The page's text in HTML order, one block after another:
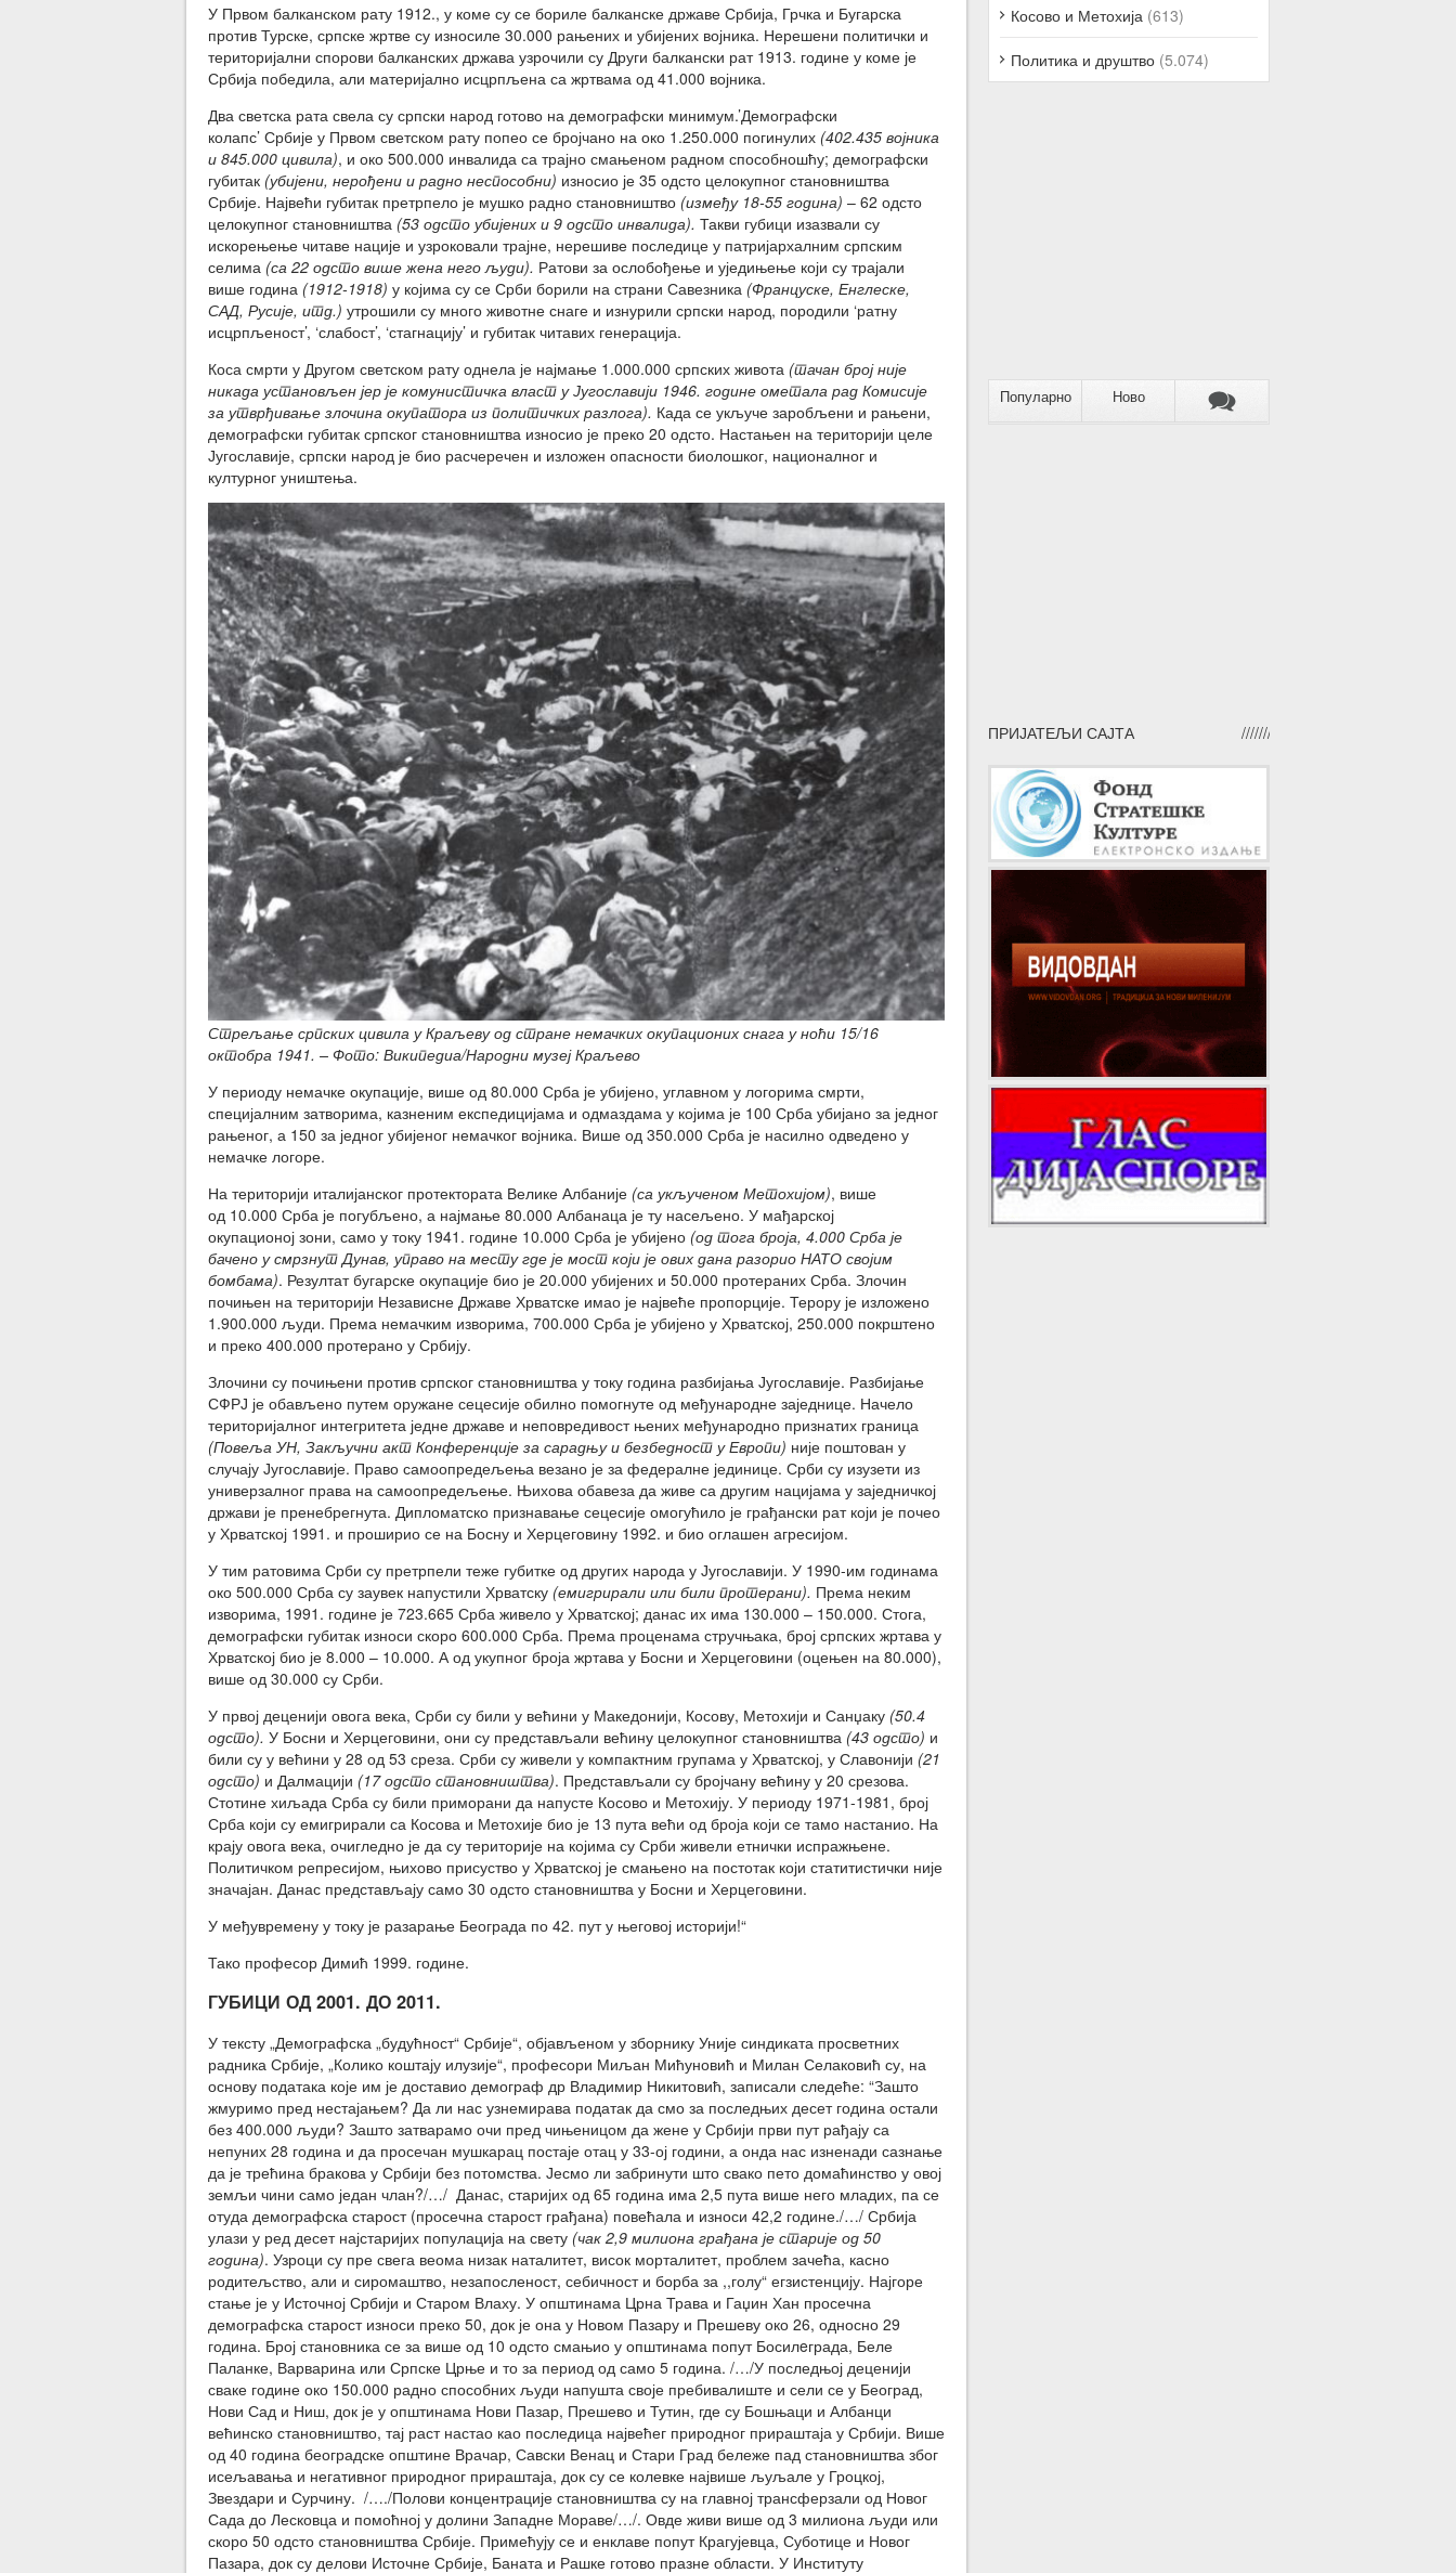
У Првом балканском рату 1912., у коме су се бориле балканске државе Србија, Грчка и Бугарска
против Турске, српске жртве су износиле 30.000 рањених и убијених војника. Нерешени политички и
територијални спорови балканских држава узрочили су Други балкански рат 1913. године у коме је
Србија победила, али материјално исцрпљена са жртвама од 41.000 војника.
Два светска рата свела су српски народ готово на демографски минимум.’Демографски
колапс’ Србије у Првом светском рату попео се бројчано на око 1.250.000 погинулих (402.435 војника
и 845.000 цивила), и око 500.000 инвалида са трајно смањеном радном способношћу; демографски
губитак (убијени, нерођени и радно неспособни) износио је 35 одсто целокупног становништва
Србије. Највећи губитак претрпело је мушко радно становништво (између 18-55 година) – 62 одсто
целокупног становништва (53 одсто убијених и 9 одсто инвалида). Такви губици изазвали су
искорењење читаве нације и узроковали трајне, нерешиве последице у патријархалним српским
селима (са 22 одсто више жена него људи). Ратови за ослобођење и уједињење који су трајали
више година (1912-1918) у којима су се Срби борили на страни Савезника (Француске, Енглеске,
САД, Русије, итд.) утрошили су много животне снаге и изнурили српски народ, породили ‘ратну
исцрпљеност’, ‘слабост’, ‘стагнацију’ и губитак читавих генерација.
Коса смрти у Другом светском рату однела је најмање 1.000.000 српских живота (тачан број није
никада установљен јер је комунистичка власт у Југославији 1946. године ометала рад Комисије
за утврђивање злочина окупатора из политичких разлога). Када се укључе заробљени и рањени,
демографски губитак српског становништва износио је преко 20 одсто. Настањен на територији целе
Југославије, српски народ је био расчеречен и изложен опасности биолошког, националног и
културног уништења.
Стрељање српских цивила у Краљеву од стране немачких окупационих снага у ноћи 15/16
октобра 1941. – Фото: Википедиа/Народни музеј Краљево
У периоду немачке окупације, више од 80.000 Срба је убијено, углавном у логорима смрти,
специјалним затворима, казненим експедицијама и одмаздама у којима је 100 Срба убијано за једног
рањеног, а 150 за једног убијеног немачког војника. Више од 350.000 Срба је насилно одведено у
немачке логоре.
На територији италијанског протектората Велике Албаније (са укљученом Метохијом), више
од 10.000 Срба је погубљено, а најмање 80.000 Албанаца је ту насељено. У мађарској
окупационој зони, само у току 1941. године 10.000 Срба је убијено (од тога броја, 4.000 Срба је
бачено у смрзнут Дунав, управо на месту где је мост који је ових дана разорио НАТО својим
бомбама). Резултат бугарске окупације био је 20.000 убијених и 50.000 протераних Срба. Злочин
почињен на територији Независне Државе Хрватске имао је највеће пропорције. Терору је изложено
1.900.000 људи. Према немачким изворима, 700.000 Срба је убијено у Хрватској, 250.000 покрштено
и преко 400.000 протерано у Србију.
Злочини су почињени против српског становништва у току година разбијања Југославије. Разбијање
СФРЈ је обављено путем оружане сецесије обилно помогнуте од међународне заједнице. Начело
територијалног интегритета једне државе и неповредивост њених међународно признатих граница
(Повеља УН, Закључни акт Конференције за сарадњу и безбедност у Европи) није поштован у
случају Југославије. Право самоопредељења везано је за федералне јединице. Срби су изузети из
универзалног права на самоопредељење. Њихова обавеза да живе са другим нацијама у заједничкој
држави је пренебрегнута. Дипломатско признавање сецесије омогућило је грађански рат који је почео
у Хрватској 1991. и проширио се на Босну и Херцеговину 1992. и био оглашен агресијом.
У тим ратовима Срби су претрпели теже губитке од других народа у Југославији. У 1990-им годинама
око 500.000 Срба су заувек напустили Хрватску (емигрирали или били протерани). Према неким
изворима, 1991. године је 723.665 Срба живело у Хрватској; данас их има 130.000 – 150.000. Стога,
демографски губитак износи скоро 600.000 Срба. Према проценама стручњака, број српских жртава у
Хрватској био је 8.000 – 10.000. А од укупног броја жртава у Босни и Херцеговини (оцењен на 80.000),
више од 30.000 су Срби.
У првој деценији овога века, Срби су били у већини у Македонији, Косову, Метохији и Санџаку (50.4
одсто). У Босни и Херцеговини, они су представљали већину целокупног становништва (43 одсто) и
били су у већини у 28 од 53 среза. Срби су живели у компактним групама у Хрватској, у Славонији (21
одсто) и Далмацији (17 одсто становништва). Представљали су бројчану већину у 20 срезова.
Стотине хиљада Срба су били приморани да напусте Косово и Метохију. У периоду 1971-1981, број
Срба који су емигрирали са Косова и Метохије био је 13 пута већи од броја који се тамо настанио. На
крају овога века, очигледно је да су територије на којима су Срби живели етнички испражњене.
Политичком репресијом, њихово присуство у Хрватској је смањено на постотак који статитистички није
значајан. Данас представљају само 30 одсто становништва у Босни и Херцеговини.
У међувремену у току је разарање Београда по 42. пут у његовој историји!“
Тако професор Димић 1999. године.
ГУБИЦИ ОД 2001. ДО 2011.
У тексту „Демографска „будућност“ Србије“, објављеном у зборнику Уније синдиката просветних
радника Србије, „Колико коштају илузије“, професори Миљан Мићуновић и Милан Селаковић су, на
основу података које им је доставио демограф др Владимир Никитовић, записали следеће: “Зашто
жмуримо пред нестајањем? Да ли нас узнемирава податак да смо за последњих десет година остали
без 400.000 људи? Зашто затварамо очи пред чињеницом да жене у Србији први пут рађају са
непуних 28 година и да просечан мушкарац постаје отац у 33-ој години, а онда нас изненади сазнање
да је трећина бракова у Србији без потомства. Јесмо ли забринути што свако пето домаћинство у овој
земљи чини само један члан?/…/ Данас, старијих од 65 година има 2,5 пута више него младих, па се
отуда демографска старост (просечна старост грађана) повећала и износи 42,2 године./…/ Србија
улази у ред десет најстаријих популација на свету (чак 2,9 милиона грађана је старије од 50
година). Узроци су пре свега веома низак наталитет, висок морталитет, проблем зачећа, касно
родитељство, али и сиромаштво, незапосленост, себичност и борба за ,,голу“ егзистенцију. Најгоре
стање је у Источној Србији и Старом Влаху. У општинама Црна Трава и Гаџин Хан просечна
демографска старост износи преко 50, док је она у Новом Пазару и Прешеву око 26, односно 29
година. Број становника се за више од 10 одсто смањио у општинама попут Босилeграда, Беле
Паланке, Варварина или Српске Црње и то за период од само 5 година. /…/У последњој деценији
сваке године око 150.000 радно способних људи напушта своје пребивалиште и сели се у Београд,
Нови Сад и Ниш, док је у општинама Нови Пазар, Прешево и Тутин, где су Бошњаци и Албанци
већинско становништво, тај раст настао као последица највећег природног прираштаја у Србији. Више
од 40 година београдске општине Врачар, Савски Венац и Стари Град бележе пад становништва због
исељавања и негативног природног прираштаја, док су се колевке највише љуљале у Гроцкој,
Звездари и Сурчину. /…./Полови концентрације становништва су на главној трансферзали од Новог
Сада до Лесковца и помоћној у долини Западне Мораве/…/. Овде живи више од 3 милиона људи или
скоро 50 одсто становништва Србије. Примећују се и енклаве попут Крагујевца, Суботице и Новог
Пазара, док су делови Источне Србије, Баната и Рашке готово празне области. У Институту
Косово и Метохија (613)
Политика и друштво (5.074)
Популарно Ново
ПРИЈАТЕЉИ САЈТА